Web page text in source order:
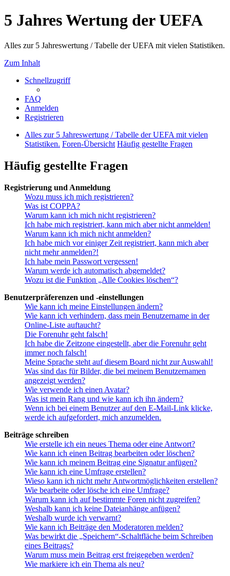
5 Jahres Wertung der UEFA
Alles zur 5 Jahreswertung / Tabelle der UEFA mit vielen Statistiken.
Zum Inhalt
Schnellzugriff
FAQ
Anmelden
Registrieren
Alles zur 5 Jahreswertung / Tabelle der UEFA mit vielen
Statistiken. Foren-Übersicht Häufig gestellte Fragen
Häufig gestellte Fragen
Registrierung und Anmeldung
Wozu muss ich mich registrieren?
Was ist COPPA?
Warum kann ich mich nicht registrieren?
Ich habe mich registriert, kann mich aber nicht anmelden!
Warum kann ich mich nicht anmelden?
Ich habe mich vor einiger Zeit registriert, kann mich aber
nicht mehr anmelden?!
Ich habe mein Passwort vergessen!
Warum werde ich automatisch abgemeldet?
Wozu ist die Funktion „Alle Cookies löschen“?
Benutzerpräferenzen und -einstellungen
Wie kann ich meine Einstellungen ändern?
Wie kann ich verhindern, dass mein Benutzername in der
Online-Liste auftaucht?
Die Forenuhr geht falsch!
Ich habe die Zeitzone eingestellt, aber die Forenuhr geht
immer noch falsch!
Meine Sprache steht auf diesem Board nicht zur Auswahl!
Was sind das für Bilder, die bei meinem Benutzernamen
angezeigt werden?
Wie verwende ich einen Avatar?
Was ist mein Rang und wie kann ich ihn ändern?
Wenn ich bei einem Benutzer auf den E-Mail-Link klicke,
werde ich aufgefordert, mich anzumelden.
Beiträge schreiben
Wie erstelle ich ein neues Thema oder eine Antwort?
Wie kann ich einen Beitrag bearbeiten oder löschen?
Wie kann ich meinem Beitrag eine Signatur anfügen?
Wie kann ich eine Umfrage erstellen?
Wieso kann ich nicht mehr Antwortmöglichkeiten erstellen?
Wie bearbeite oder lösche ich eine Umfrage?
Warum kann ich auf bestimmte Foren nicht zugreifen?
Weshalb kann ich keine Dateianhänge anfügen?
Weshalb wurde ich verwarnt?
Wie kann ich Beiträge den Moderatoren melden?
Was bewirkt die „Speichern“-Schaltfläche beim Schreiben
eines Beitrags?
Warum muss mein Beitrag erst freigegeben werden?
Wie markiere ich ein Thema als neu?